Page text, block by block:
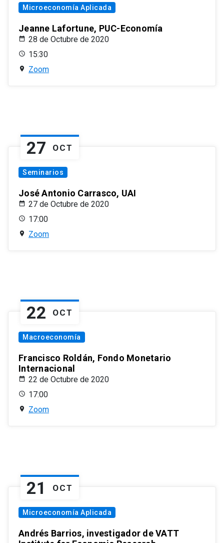
Microeconomía Aplicada
Jeanne Lafortune, PUC-Economía
28 de Octubre de 2020
15:30
Zoom
27 OCT
Seminarios
José Antonio Carrasco, UAI
27 de Octubre de 2020
17:00
Zoom
22 OCT
Macroeconomía
Francisco Roldán, Fondo Monetario
Internacional
22 de Octubre de 2020
17:00
Zoom
21 OCT
Microeconomía Aplicada
Andrés Barrios, investigador de VATT